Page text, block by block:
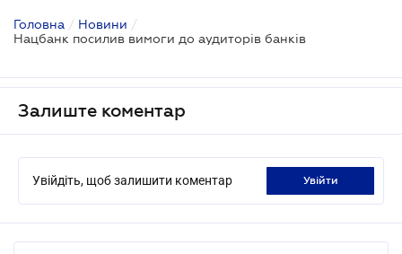
Головна / Новини /
Нацбанк посилив вимоги до аудиторів банків
Залиште коментар
Увійдіть, щоб залишити коментар увійти